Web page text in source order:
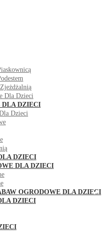
Dla Dzieci
DLA DZIECI
Dzieci
DZIECI
DLA DZIECI
OGRODOWE DLA DZIECI
DZIECI